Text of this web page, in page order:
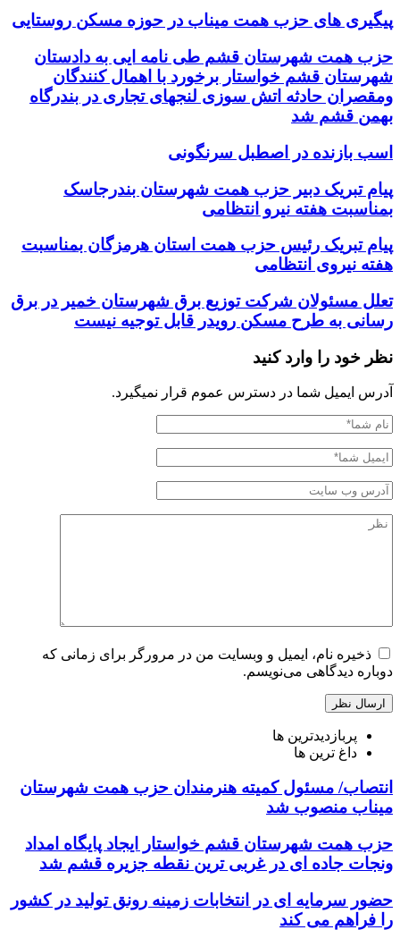
پیگیری های حزب همت میناب در حوزه مسکن روستایی
حزب همت شهرستان قشم طی نامه ایی به دادستان
شهرستان قشم خواستار برخورد با اهمال کنندگان
ومقصران حادثه اتش سوزی لنجهای تجاری در بندرگاه
بهمن قشم شد
اسب بازنده در اصطبل سرنگونی
پیام تبریک دبیر حزب همت شهرستان بندرجاسک
بمناسبت هفته نیرو انتظامی
پیام تبریک رئیس حزب همت استان هرمزگان بمناسبت
هفته نیروی انتظامی
تعلل مسئولان شرکت توزیع برق شهرستان خمیر در برق
رسانی به طرح مسکن رویدر قابل توجیه نیست
نظر خود را وارد کنید
آدرس ایمیل شما در دسترس عموم قرار نمیگیرد.
ذخیره نام، ایمیل و وبسایت من در مرورگر برای زمانی که
دوباره دیدگاهی می‌نویسم.
پربازدیدترین ها
داغ ترین ها
انتصاب/ مسئول کمیته هنرمندان حزب همت شهرستان
میناب منصوب شد
حزب همت شهرستان قشم خواستار ایجاد پایگاه امداد
ونجات جاده ای در غربی ترین نقطه جزیره قشم شد
حضور سرمایه ای در انتخابات زمینه رونق تولید در کشور
را فراهم می کند